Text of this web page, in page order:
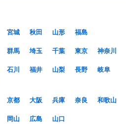
宮城 秋田 山形
福島
群馬 埼玉 千葉 東京
神奈川
石川 福井 山梨 長野
岐阜
京都 大阪 兵庫 奈良
和歌山
岡山 広島
山口